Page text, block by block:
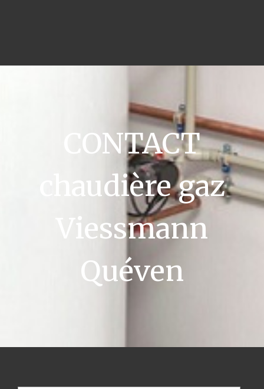
CONTACT
chaudière gaz
Viessmann
Quéven